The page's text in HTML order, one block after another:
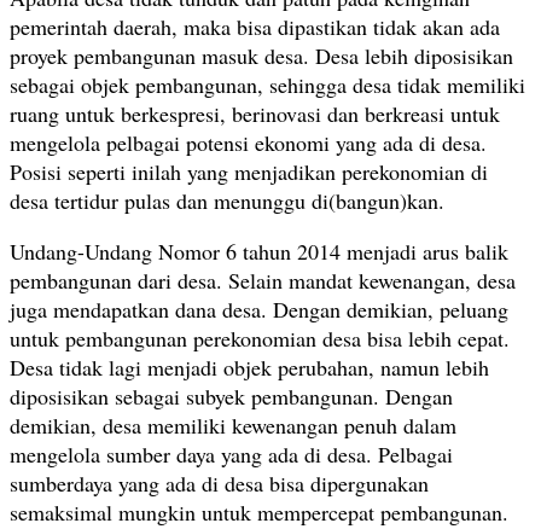
pemerintah daerah, maka bisa dipastikan tidak akan ada
proyek pembangunan masuk desa. Desa lebih diposisikan
sebagai objek pembangunan, sehingga desa tidak memiliki
ruang untuk berkespresi, berinovasi dan berkreasi untuk
mengelola pelbagai potensi ekonomi yang ada di desa.
Posisi seperti inilah yang menjadikan perekonomian di
desa tertidur pulas dan menunggu di(bangun)kan.
Undang-Undang Nomor 6 tahun 2014 menjadi arus balik
pembangunan dari desa. Selain mandat kewenangan, desa
juga mendapatkan dana desa. Dengan demikian, peluang
untuk pembangunan perekonomian desa bisa lebih cepat.
Desa tidak lagi menjadi objek perubahan, namun lebih
diposisikan sebagai subyek pembangunan. Dengan
demikian, desa memiliki kewenangan penuh dalam
mengelola sumber daya yang ada di desa. Pelbagai
sumberdaya yang ada di desa bisa dipergunakan
semaksimal mungkin untuk mempercepat pembangunan.